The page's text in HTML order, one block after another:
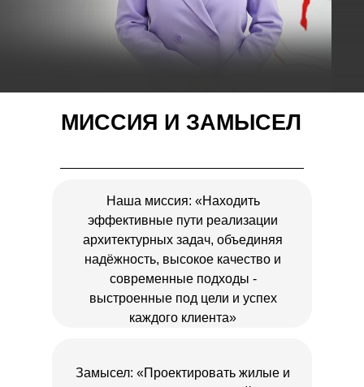
МИССИЯ И ЗАМЫСЕЛ
Наша миссия: «Находить
эффективные пути реализации
архитектурных задач, объединяя
надёжность, высокое качество и
современные подходы -
выстроенные под цели и успех
каждого клиента»
Замысел: «Проектировать жилые и